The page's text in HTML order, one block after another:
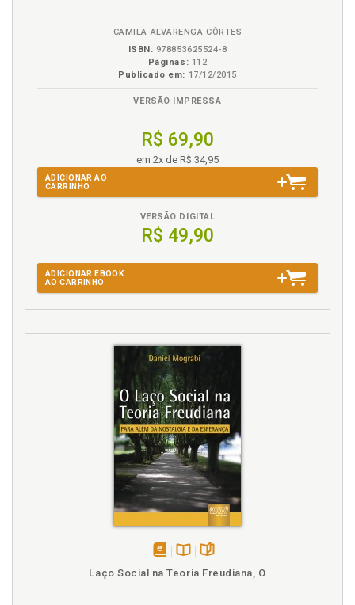
CAMILA ALVARENGA CÔRTES
ISBN: 978853625524-8
Páginas: 112
Publicado em: 17/12/2015
VERSÃO IMPRESSA
R$ 69,90
em 2x de R$ 34,95
ADICIONAR AO
CARRINHO
VERSÃO DIGITAL
R$ 49,90
ADICIONAR EBOOK
AO CARRINHO
Laço Social na Teoria Freudiana, O